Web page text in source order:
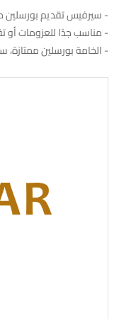
- سيرفيس تقديم بورسلين مقاس 13، تصميم مستطيل،
- مناسب جدًا للعزومات أو
- الخامة بورسلين